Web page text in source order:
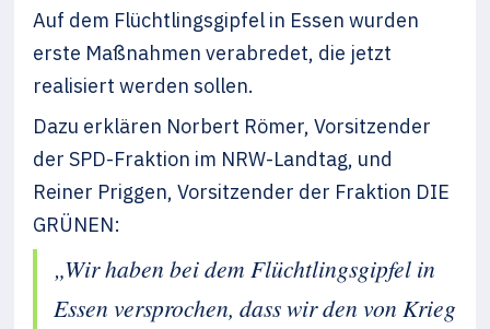
Auf dem Flüchtlingsgipfel in Essen wurden
erste Maßnahmen verabredet, die jetzt
realisiert werden sollen.
Dazu erklären Norbert Römer, Vorsitzender
der SPD-Fraktion im NRW-Landtag, und
Reiner Priggen, Vorsitzender der Fraktion DIE
GRÜNEN:
„Wir haben bei dem Flüchtlingsgipfel in
Essen versprochen, dass wir den von Krieg